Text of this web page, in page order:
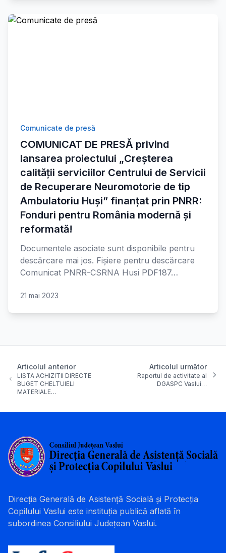
Comunicate de presă
COMUNICAT DE PRESĂ privind
lansarea proiectului „Creșterea
calității serviciilor Centrului de Servicii
de Recuperare Neuromotorie de tip
Ambulatoriu Huși” finanțat prin PNRR:
Fonduri pentru România modernă și
reformată!
Documentele asociate sunt disponibile pentru
descărcare mai jos. Fișiere pentru descărcare
Comunicat PNRR-CSRNA Husi PDF187…
21 mai 2023
Articolul anterior
LISTA ACHIZITII DIRECTE
BUGET CHELTUIELI
MATERIALE…
Articolul următor
Raportul de activitate al
DGASPC Vaslui…
Direcția Generală de Asistență Socială și Protecția
Copilului Vaslui este instituția publică aflată în
subordinea Consiliului Județean Vaslui.